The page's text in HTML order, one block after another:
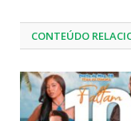
CONTEÚDO